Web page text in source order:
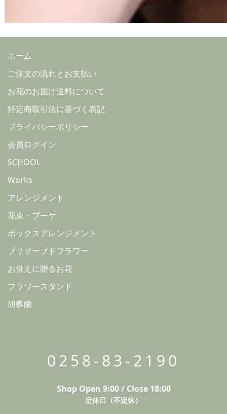
ホーム
ご注文の流れとお支払い
お花のお届け送料について
特定商取引法に基づく表記
プライバシーポリシー
会員ログイン
SCHOOL
Works
アレンジメント
花束・ブーケ
ボックスアレンジメント
プリザーブドフラワー
お供えに贈るお花
フラワースタンド
胡蝶蘭
0258-83-2190
Shop Open 9:00 / Close 18:00
定休日（不定休）